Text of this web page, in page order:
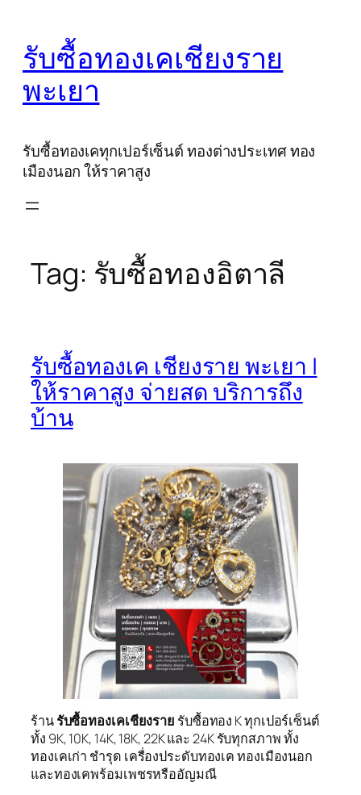
content
รับซื้อทองเคเชียงราย
พะเยา
รับซื้อทองเคทุกเปอร์เซ็นต์ ทองต่างประเทศ ทอง
เมืองนอก ให้ราคาสูง
Tag: รับซื้อทองอิตาลี
รับซื้อทองเค เชียงราย พะเยา |
ให้ราคาสูง จ่ายสด บริการถึง
บ้าน
ร้านรับซื้อทองเคเชียงราย รับซื้อทอง K ทุกเปอร์เซ็นต์
ทั้ง 9K, 10K, 14K, 18K, 22K และ 24K รับทุกสภาพ ทั้ง
ทองเคเก่า ชำรุด เครื่องประดับทองเค ทองเมืองนอก
และทองเคพร้อมเพชรหรืออัญมณี